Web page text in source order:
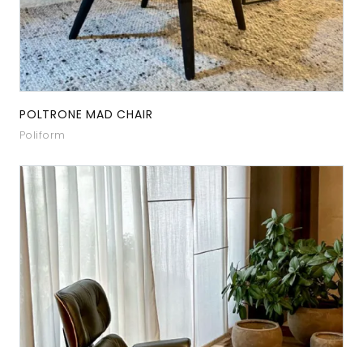
POLTRONE MAD CHAIR
Poliform